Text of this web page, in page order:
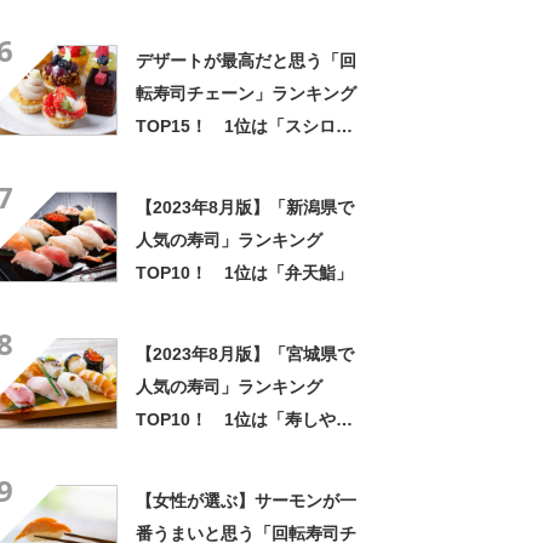
デザートが最高だと思う「回
転寿司チェーン」ランキング
TOP15！ 1位は「スシロ
【2023年8月版】「新潟県で
人気の寿司」ランキング
TOP10！ 1位は「弁天鮨」
【2023年8月版】「宮城県で
人気の寿司」ランキング
TOP10！ 1位は「寿しや甲
【女性が選ぶ】サーモンが一
番うまいと思う「回転寿司チ